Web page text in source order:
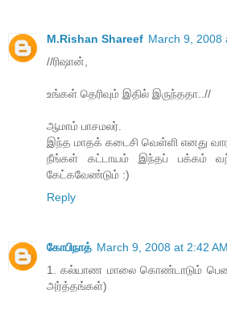
M.Rishan Shareef March 9, 2008
//ரிஷான்,
உங்கள் தெரிவும் இதில் இருந்ததா..//
ஆமாம் பாசமலர்.
இந்த மாதக் கடைசி வெள்ளி எனது
நீங்கள் கட்டாயம் இந்தப் பக்கம்
கேட்கவேண்டும் :)
Reply
கோபிநாத் March 9, 2008 at 2:42 AM
1. கல்யாண மாலை கொண்டாடும்
அர்த்தங்கள்)